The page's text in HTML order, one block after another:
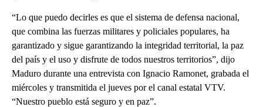
“Lo que puedo decirles es que el sistema de defensa nacional,
que combina las fuerzas militares y policiales populares, ha
garantizado y sigue garantizando la integridad territorial, la paz
del país y el uso y disfrute de todos nuestros territorios”, dijo
Maduro durante una entrevista con Ignacio Ramonet, grabada el
miércoles y transmitida el jueves por el canal estatal VTV.
“Nuestro pueblo está seguro y en paz”.